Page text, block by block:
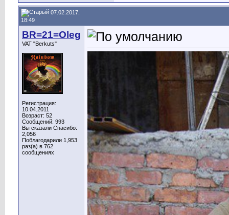
07.02.2017,
18:49
BR=21=Oleg
VAT "Berkuts"
Регистрация:
10.04.2011
Возраст: 52
Сообщений: 993
Вы сказали Спасибо:
2,056
Поблагодарили 1,953
раз(а) в 762
сообщениях